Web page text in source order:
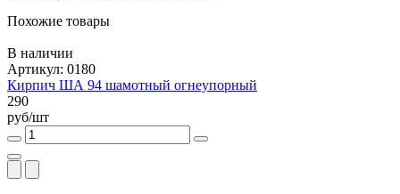
Похожие товары
В наличии
Артикул: 0180
Кирпич ША 94 шамотный огнеупорный
290
руб/шт